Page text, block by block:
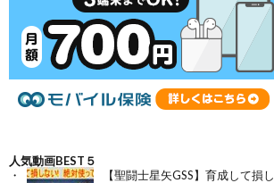
人気動画BEST５
【聖闘士星矢GSS】育成して損